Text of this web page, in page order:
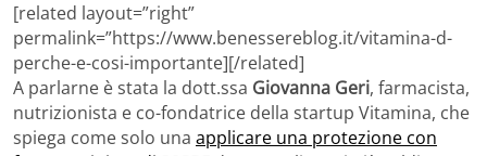
[related layout=”right”
permalink=”https://www.benessereblog.it/vitamina-d-
perche-e-cosi-importante][/related]
A parlarne è stata la dott.ssa Giovanna Geri, farmacista,
nutrizionista e co-fondatrice della startup Vitamina, che
spiega come solo una applicare una protezione con